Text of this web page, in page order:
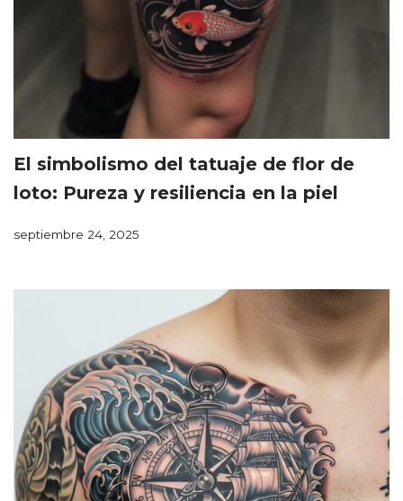
El simbolismo del tatuaje de flor de
loto: Pureza y resiliencia en la piel
septiembre 24, 2025